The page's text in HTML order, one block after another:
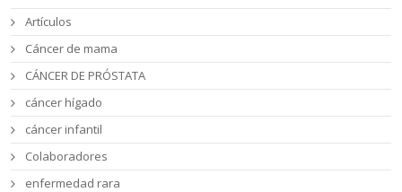
Artículos
Cáncer de mama
CÁNCER DE PRÓSTATA
cáncer hígado
cáncer infantil
Colaboradores
enfermedad rara